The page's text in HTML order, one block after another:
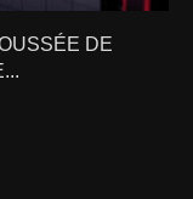
DE